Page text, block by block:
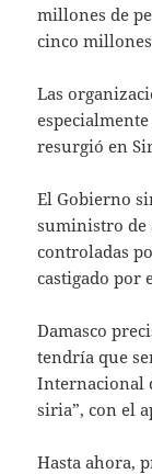
millones de
cinco
Las
resurgió en
El Gobierno
suministro de
controladas
castigado por
Damasco
tendría que
Internacional
siria”, con el
Hasta ahora,